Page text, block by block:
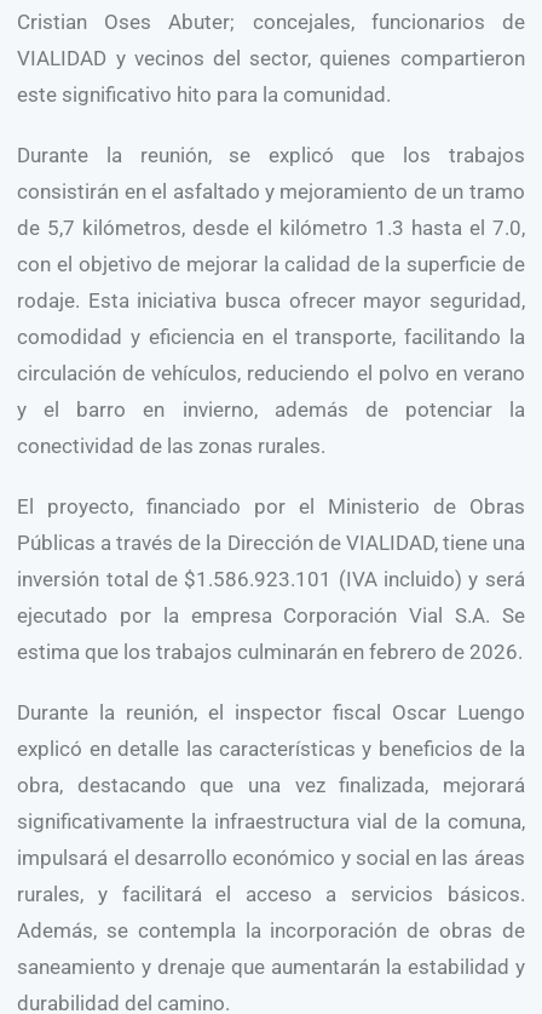
Cristian Oses Abuter; concejales, funcionarios de
VIALIDAD y vecinos del sector, quienes compartieron
este significativo hito para la comunidad.
Durante la reunión, se explicó que los trabajos
consistirán en el asfaltado y mejoramiento de un tramo
de 5,7 kilómetros, desde el kilómetro 1.3 hasta el 7.0,
con el objetivo de mejorar la calidad de la superficie de
rodaje. Esta iniciativa busca ofrecer mayor seguridad,
comodidad y eficiencia en el transporte, facilitando la
circulación de vehículos, reduciendo el polvo en verano
y el barro en invierno, además de potenciar la
conectividad de las zonas rurales.
El proyecto, financiado por el Ministerio de Obras
Públicas a través de la Dirección de VIALIDAD, tiene una
inversión total de $1.586.923.101 (IVA incluido) y será
ejecutado por la empresa Corporación Vial S.A. Se
estima que los trabajos culminarán en febrero de 2026.
Durante la reunión, el inspector fiscal Oscar Luengo
explicó en detalle las características y beneficios de la
obra, destacando que una vez finalizada, mejorará
significativamente la infraestructura vial de la comuna,
impulsará el desarrollo económico y social en las áreas
rurales, y facilitará el acceso a servicios básicos.
Además, se contempla la incorporación de obras de
saneamiento y drenaje que aumentarán la estabilidad y
durabilidad del camino.